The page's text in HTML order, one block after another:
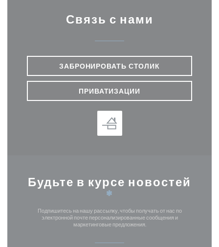
Связь с нами
ЗАБРОНИРОВАТЬ СТОЛИК
ПРИВАТИЗАЦИИ
Будьте в курсе новостей
*
Подпишитесь на нашу рассылку, чтобы получать от нас по
электронной почте персонализированные сообщения и
маркетинговые предложения.